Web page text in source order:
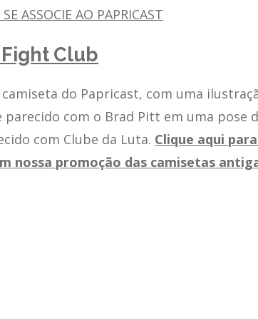
ASSOCIE AO PAPRICAST
Club
camiseta do Papricast, com uma
parecido com o Brad Pitt em uma pose
com Clube da Luta. Clique aqui
nossa promoção das camisetas